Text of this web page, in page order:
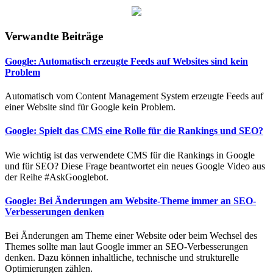
Verwandte Beiträge
Google: Automatisch erzeugte Feeds auf Websites sind kein
Problem
Automatisch vom Content Management System erzeugte Feeds auf
einer Website sind für Google kein Problem.
Google: Spielt das CMS eine Rolle für die Rankings und SEO?
Wie wichtig ist das verwendete CMS für die Rankings in Google
und für SEO? Diese Frage beantwortet ein neues Google Video aus
der Reihe #AskGooglebot.
Google: Bei Änderungen am Website-Theme immer an SEO-
Verbesserungen denken
Bei Änderungen am Theme einer Website oder beim Wechsel des
Themes sollte man laut Google immer an SEO-Verbesserungen
denken. Dazu können inhaltliche, technische und strukturelle
Optimierungen zählen.